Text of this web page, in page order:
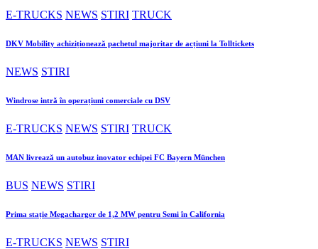
E-TRUCKS NEWS STIRI TRUCK
DKV Mobility achiziționează pachetul majoritar de acțiuni la Tolltickets
NEWS STIRI
Windrose intră în operațiuni comerciale cu DSV
E-TRUCKS NEWS STIRI TRUCK
MAN livrează un autobuz inovator echipei FC Bayern München
BUS NEWS STIRI
Prima stație Megacharger de 1,2 MW pentru Semi în California
E-TRUCKS NEWS STIRI